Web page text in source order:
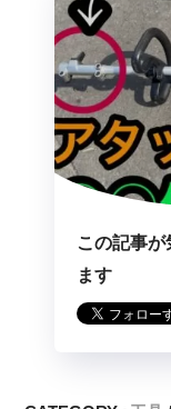
この記事
ます